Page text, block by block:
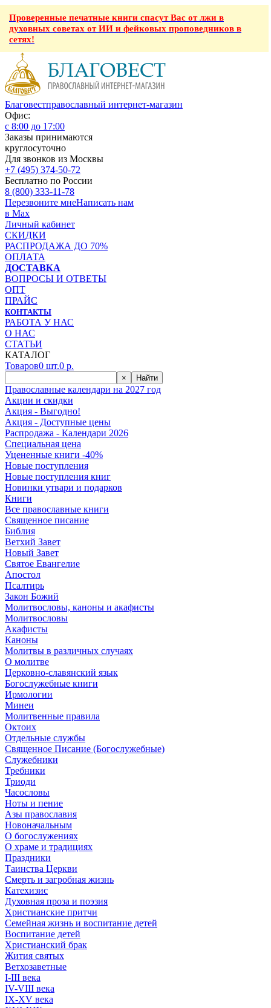
Проверенные печатные книги спасут Вас от лжи в
духовных советах от ИИ и фейковых проповедников в
сетях!
Благовестправославный интернет-магазин
Офис:
с 8:00 до 17:00
Заказы принимаются
круглосуточно
Для звонков из Москвы
+7 (495) 374-50-72
Бесплатно по России
8 (800) 333-11-78
Перезвоните мнеНаписать нам
в Max
Личный кабинет
СКИДКИ
РАСПРОДАЖА ДО 70%
ОПЛАТА
ДОСТАВКА
ВОПРОСЫ И ОТВЕТЫ
ОПТ
ПРАЙС
КОНТАКТЫ
РАБОТА У НАС
О НАС
СТАТЬИ
КАТАЛОГ
Товаров0 шт.0 р.
× Найти
Православные календари на 2027 год
Акции и скидки
Акция - Выгодно!
Акция - Доступные цены
Распродажа - Календари 2026
Специальная цена
Уцененные книги -40%
Новые поступления
Новые поступления книг
Новинки утвари и подарков
Книги
Все православные книги
Священное писание
Библия
Ветхий Завет
Новый Завет
Святое Евангелие
Апостол
Псалтирь
Закон Божий
Молитвословы, каноны и акафисты
Молитвословы
Акафисты
Каноны
Молитвы в различных случаях
О молитве
Церковно-славянский язык
Богослужебные книги
Ирмологии
Минеи
Молитвенные правила
Октоих
Отдельные службы
Священное Писание (Богослужебные)
Служебники
Требники
Триоди
Часословы
Ноты и пение
Азы православия
Новоначальным
О богослужениях
О храме и традициях
Праздники
Таинства Церкви
Смерть и загробная жизнь
Катехизис
Духовная проза и поэзия
Христианские притчи
Семейная жизнь и воспитание детей
Воспитание детей
Христианский брак
Жития святых
Ветхозаветные
I-III века
IV-VIII века
IX-XV века